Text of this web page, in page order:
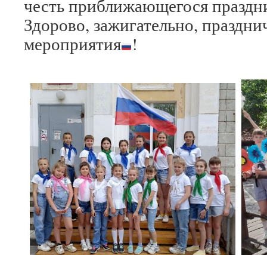
честь приближающегося
Здорово, зажигательно,
мероприятия !